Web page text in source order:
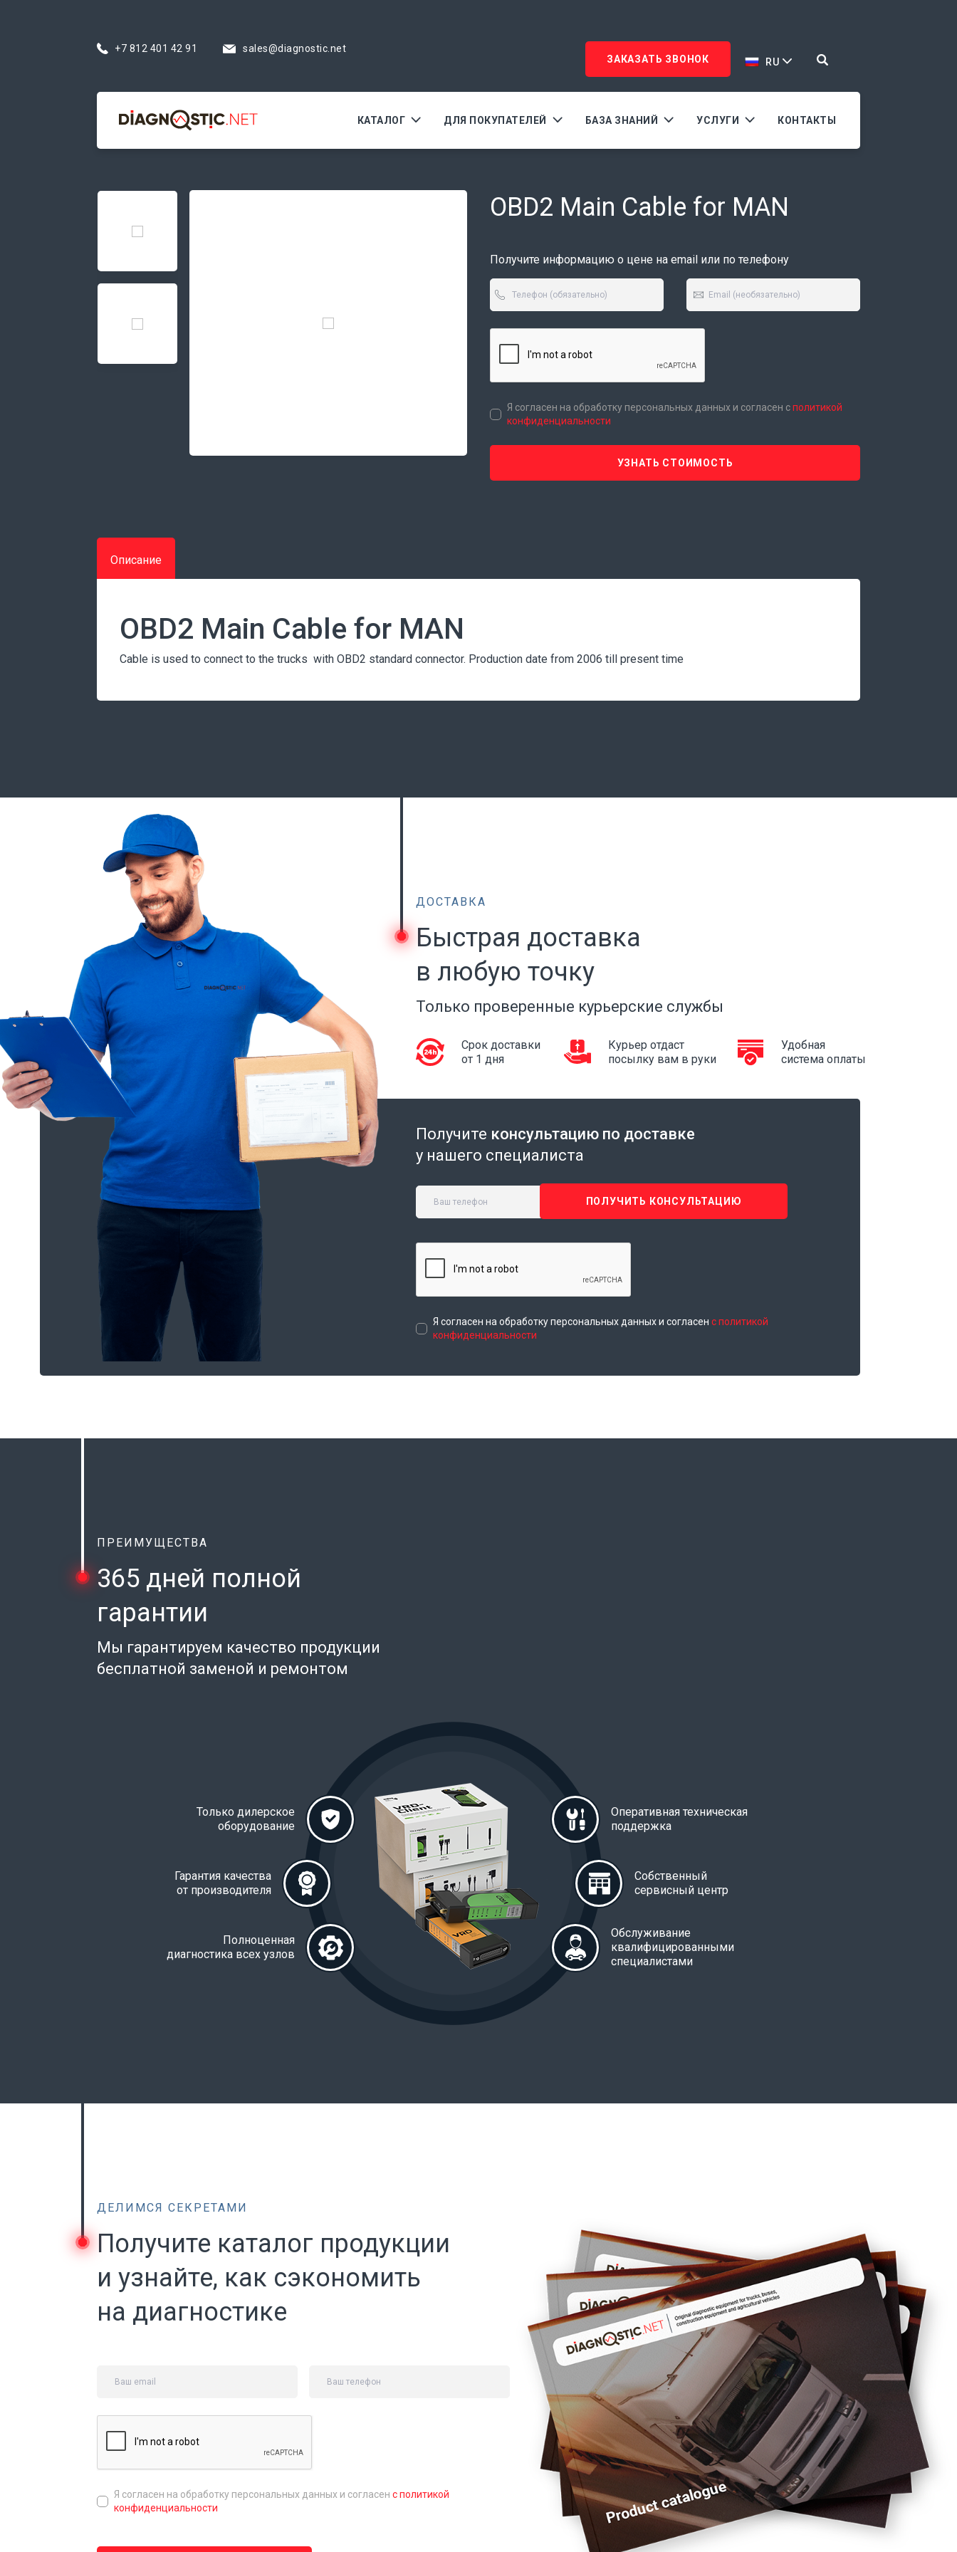
+7 812 401 42 91
sales@diagnostic.net
ЗАКАЗАТЬ ЗВОНОК
RU
КАТАЛОГ ДЛЯ ПОКУПАТЕЛЕЙ БАЗА ЗНАНИЙ УСЛУГИ КОНТАКТЫ
OBD2 Main Cable for MAN
Получите информацию о цене на email или по телефону
Я согласен на обработку персональных данных и согласен сполитикой
конфиденциальности
УЗНАТЬ СТОИМОСТЬ
Описание
OBD2 Main Cable for MAN
Cable is used to connect to the trucks with OBD2 standard connector. Production date from 2006 till present time
ДОСТАВКА
Быстрая доставка
в любую точку
Только проверенные курьерские службы
Срок доставки
от 1 дня
Курьер отдаст
посылку вам в руки
Удобная
система оплаты
Получите консультацию по доставке
у нашего специалиста
ПОЛУЧИТЬ КОНСУЛЬТАЦИЮ
Я согласен на обработку персональных данных и согласен с политикой
конфиденциальности
ПРЕИМУЩЕСТВА
365 дней полной
гарантии
Мы гарантируем качество продукции
бесплатной заменой и ремонтом
Только дилерское
оборудование
Гарантия качества
от производителя
Полноценная
диагностика всех узлов
Оперативная техническая
поддержка
Собственный
сервисный центр
Обслуживание
квалифицированными
специалистами
ДЕЛИМСЯ СЕКРЕТАМИ
Получите каталог продукции
и узнайте, как сэкономить
на диагностике
Я согласен на обработку персональных данных и согласен с политикой
конфиденциальности